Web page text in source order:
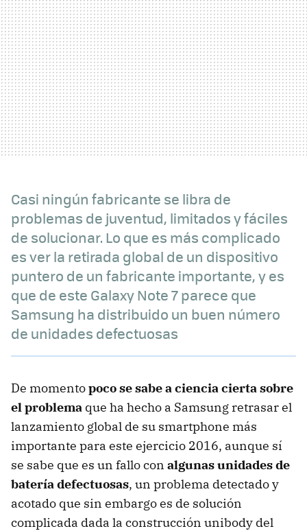
Casi ningún fabricante se libra de
problemas de juventud, limitados y fáciles
de solucionar. Lo que es más complicado
es ver la retirada global de un dispositivo
puntero de un fabricante importante, y es
que de este Galaxy Note 7 parece que
Samsung ha distribuido un buen número
de unidades defectuosas
De momentopoco se sabe a ciencia cierta sobre
el problema que ha hecho a Samsung retrasar el
lanzamiento global de su smartphone más
importante para este ejercicio 2016, aunque sí
se sabe que es un fallo con algunas unidades de
batería defectuosas, un problema detectado y
acotado que sin embargo es de solución
complicada dada la construcción unibody del